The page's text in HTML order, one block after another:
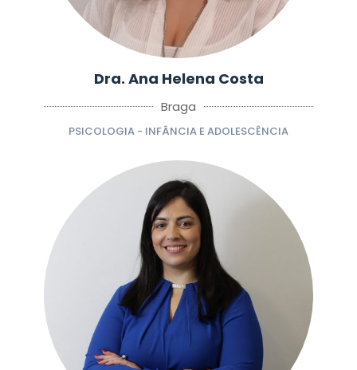
Dra. Ana Helena Costa
Braga
PSICOLOGIA - INFÂNCIA E ADOLESCÊNCIA